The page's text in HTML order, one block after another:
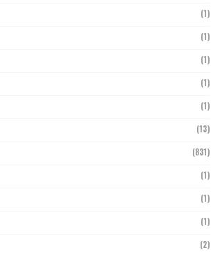
(1)
(1)
(1)
(1)
(1)
(13)
(831)
(1)
(1)
(1)
(2)